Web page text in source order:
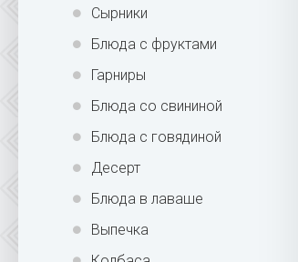
Сырники
Блюда с фруктами
Гарниры
Блюда со свининой
Блюда с говядиной
Десерт
Блюда в лаваше
Выпечка